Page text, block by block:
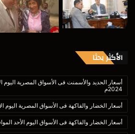
الأكثر بحثا
2024م
أسعار الخضار والفاكهة فى الأسواق المصرية اليوم الإثنين
أسعار الخضار والفاكهة فى الأسواق اليوم الأحد الموافق 2 فبراير